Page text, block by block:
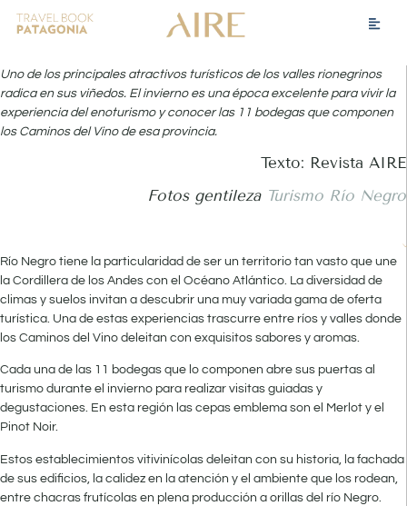
Uno de los principales atractivos turísticos de los valles rionegrinos
radica en sus viñedos. El invierno es una época excelente para vivir la
experiencia del enoturismo y conocer las 11 bodegas que componen
los Caminos del Vino de esa provincia.
Texto: Revista AIRE
Fotos gentileza Turismo Río Negro
Río Negro tiene la particularidad de ser un territorio tan vasto que une
la Cordillera de los Andes con el Océano Atlántico. La diversidad de
climas y suelos invitan a descubrir una muy variada gama de oferta
turística. Una de estas experiencias trascurre entre ríos y valles donde
los Caminos del Vino deleitan con exquisitos sabores y aromas.
Cada una de las 11 bodegas que lo componen abre sus puertas al
turismo durante el invierno para realizar visitas guiadas y
degustaciones. En esta región las cepas emblema son el Merlot y el
Pinot Noir.
Estos establecimientos vitivinícolas deleitan con su historia, la fachada
de sus edificios, la calidez en la atención y el ambiente que los rodean,
entre chacras frutícolas en plena producción a orillas del río Negro.